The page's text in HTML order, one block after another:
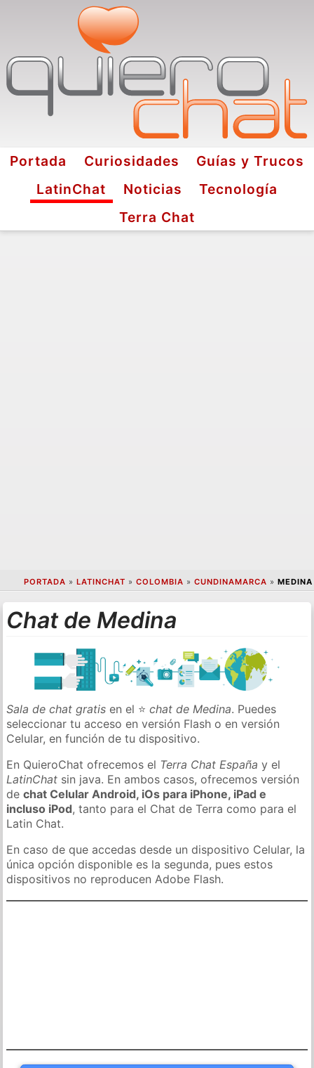
Portada Curiosidades
Guías y Trucos
LatinChat
Noticias
Tecnología
Terra Chat
PORTADA » LATINCHAT » COLOMBIA » CUNDINAMARCA » MEDINA
Chat de Medina
Sala de chat gratis en el ⭐chat de Medina. Puedes
seleccionar tu acceso en versión Flash o en versión
Celular, en función de tu dispositivo.
En QuieroChat ofrecemos el Terra Chat España y el
LatinChat sin java. En ambos casos, ofrecemos versión
dechat Celular Android, iOs para iPhone, iPad e
incluso iPod, tanto para el Chat de Terra como para el
Latin Chat.
En caso de que accedas desde un dispositivo Celular, la
única opción disponible es la segunda, pues estos
dispositivos no reproducen Adobe Flash.